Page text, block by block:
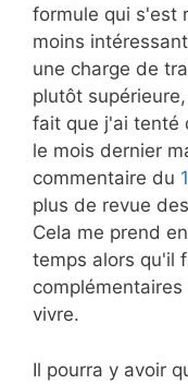
formule qui s'est
moins
une charge de
plutôt
fait que j'ai tenté
le mois dernier
commentaire du
plus de revue
Cela me prend
temps alors qu'il
vivre.
Il pourra y avoir